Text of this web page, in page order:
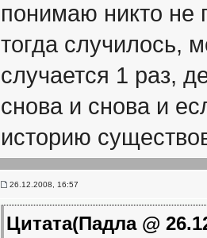
понимаю никто не
тогда случилось,
случается 1 раз,
снова и снова и
историю
26.12.2008, 16:57
Цитата(Падла @